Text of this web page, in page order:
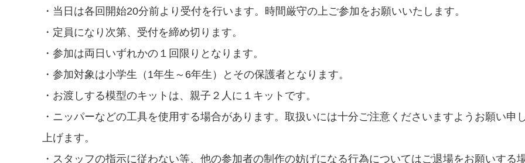
・当日は各回開始20分前より受付を行います。時間厳守の上ご参加をお願いいたします。
・定員になり次第、受付を締め切ります。
・参加は両日いずれかの１回限りとなります。
・参加対象は小学生（1年生～6年生）とその保護者となります。
・お渡しする模型のキットは、親子２人に１キットです。
・ニッパーなどの工具を使用する場合があります。取扱いには十分ご注意くださいますようお願い申
上げます。
・スタッフの指示に従わない等、他の参加者の制作の妨げになる行為についてはご退場をお願いする